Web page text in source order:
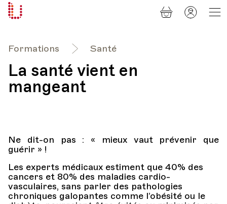
Formations Santé
La santé vient en
mangeant
Ne dit-on pas : « mieux vaut prévenir que
guérir » !
Les experts médicaux estiment que 40% des
cancers et 80% des maladies cardio-
vasculaires, sans parler des pathologies
chroniques galopantes comme l’obésité ou le
Panier
Mon